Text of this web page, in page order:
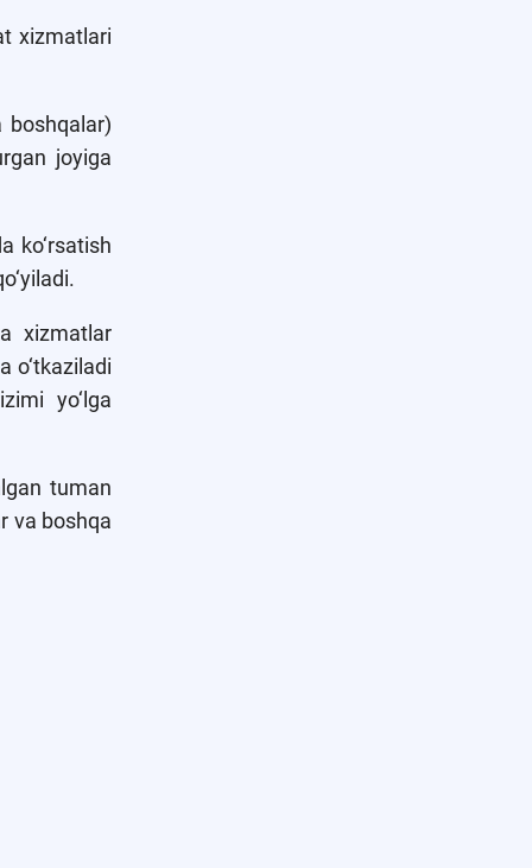
xizmatlari
boshqalar)
joyiga
ko‘rsatish
xizmatlar
o‘tkaziladi
yo‘lga
tuman
va boshqa